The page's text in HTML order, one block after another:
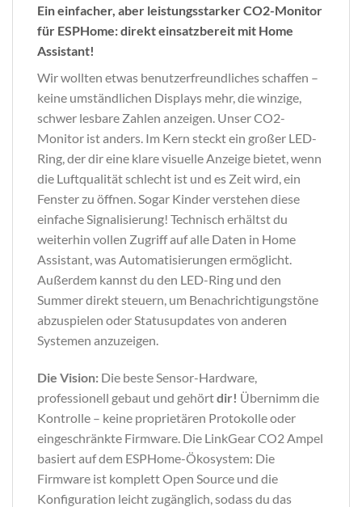
Ein einfacher, aber leistungsstarker CO2-Monitor
für ESPHome: direkt einsatzbereit mit Home
Assistant!
Wir wollten etwas benutzerfreundliches schaffen –
keine umständlichen Displays mehr, die winzige,
schwer lesbare Zahlen anzeigen. Unser CO2-
Monitor ist anders. Im Kern steckt ein großer LED-
Ring, der dir eine klare visuelle Anzeige bietet, wenn
die Luftqualität schlecht ist und es Zeit wird, ein
Fenster zu öffnen. Sogar Kinder verstehen diese
einfache Signalisierung! Technisch erhältst du
weiterhin vollen Zugriff auf alle Daten in Home
Assistant, was Automatisierungen ermöglicht.
Außerdem kannst du den LED-Ring und den
Summer direkt steuern, um Benachrichtigungstöne
abzuspielen oder Statusupdates von anderen
Systemen anzuzeigen.
Die Vision: Die beste Sensor-Hardware,
professionell gebaut und gehörtdir! Übernimm die
Kontrolle – keine proprietären Protokolle oder
eingeschränkte Firmware. Die LinkGear CO2 Ampel
basiert auf dem ESPHome-Ökosystem: Die
Firmware ist komplett Open Source und die
Konfiguration leicht zugänglich, sodass du das